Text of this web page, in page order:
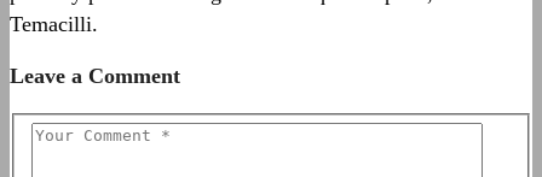
Temacilli.
Leave a Comment